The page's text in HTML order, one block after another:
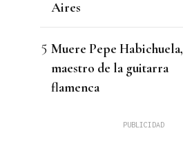
Aires
Muere Pepe Habichuela,
maestro de la guitarra
flamenca